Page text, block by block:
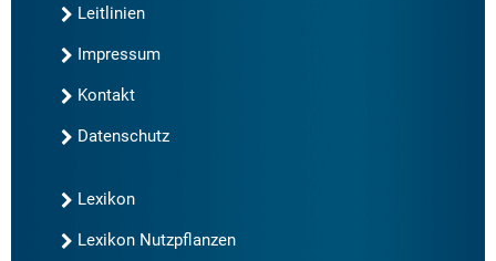
Leitlinien
Impressum
Kontakt
Datenschutz
Lexikon
Lexikon Nutzpflanzen